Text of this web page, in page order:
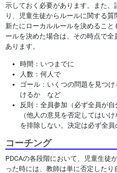
示しておく必要があります。また
り、児童生徒からルールに関する
新たにローカルルールを決めるこ
ールを決めた場合は、その時点で
あります。
時間：いつまでに
人数：何人で
ゴール：いくつの問題を見つ
けるか など
反則：全員参加（必ず全員が
（他人の意見を否定してはい
を排除しない。決定は必ず全
コーチング
PDCAの各段階において、児童生徒
った時には、教師は単に否定した